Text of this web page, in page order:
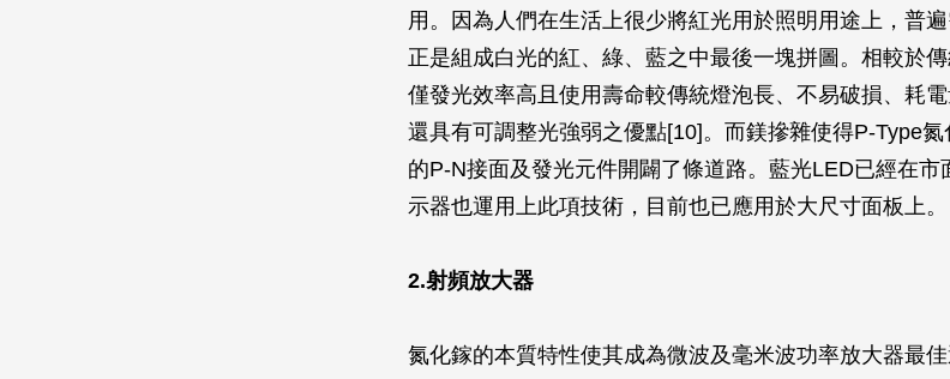
用。因為人們在生活上很少將紅光用於照明用途上，普
正是組成白光的紅、綠、藍之中最後一塊拼圖。相較於
僅發光效率高且使用壽命較傳統燈泡長、不易破損、耗
還具有可調整光強弱之優點[10]。而鎂摻雜使得P-Type
的P-N接面及發光元件開闢了條道路。藍光LED已經在
示器也運用上此項技術，目前也已應用於大尺寸面板上。
2.射頻放大器
氮化鎵的本質特性使其成為微波及毫米波功率放大器最